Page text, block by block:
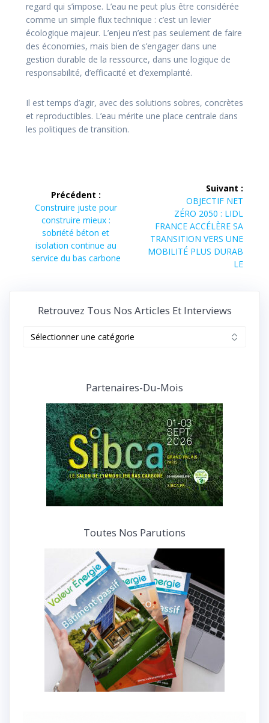
regard qui s’impose. L’eau ne peut plus être considérée
comme un simple flux technique : c’est un levier
écologique majeur. L’enjeu n’est pas seulement de faire
des économies, mais bien de s’engager dans une
gestion durable de la ressource, dans une logique de
responsabilité, d’efficacité et d’exemplarité.
Il est temps d’agir, avec des solutions sobres, concrètes
et reproductibles. L’eau mérite une place centrale dans
les politiques de transition.
l’article
Précédent :
Article
précédent :
Construire juste pour
construire mieux :
sobriété béton et
isolation continue au
service du bas carbone
Suivant :
Article
suivant :
OBJECTIF NET
ZÉRO 2050 : LIDL
FRANCE ACCÉLÈRE SA
TRANSITION VERS UNE
MOBILITÉ PLUS DURAB
LE
Retrouvez Tous Nos Articles Et Interviews
interviews
Partenaires-Du-Mois
Toutes Nos Parutions